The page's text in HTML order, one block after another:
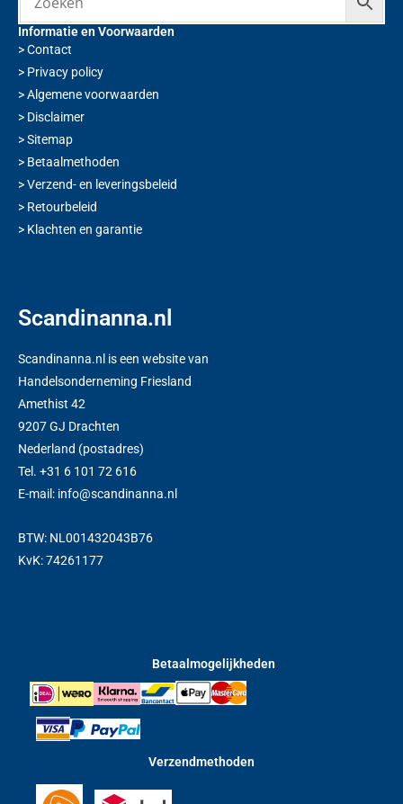
Informatie en Voorwaarden
>Contact
> Privacy policy
>Algemene voorwaarden
> Disclaimer
>Sitemap
> Betaalmethoden
>Verzend- en leveringsbeleid
> Retourbeleid
> Klachten en garantie
Scandinanna.nl
Scandinanna.nl is een website van
Handelsonderneming Friesland
Amethist 42
9207 GJ Drachten
Nederland (postadres)
Tel. +31 6 101 72 616
E-mail: info@scandinanna.nl
BTW: NL001432043B76
KvK: 74261177
Betaalmogelijkheden
Verzendmethoden